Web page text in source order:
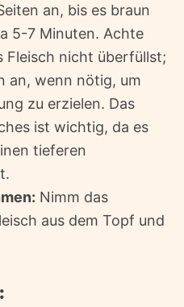
an, bis es braun
5-7 Minuten. Achte
Fleisch nicht überfüllst;
an, wenn nötig, um
zu erzielen. Das
ist wichtig, da es
tieferen
Nimm das
aus dem Topf und